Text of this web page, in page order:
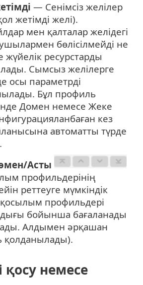
— Сенімсіз желілер
жетімді желі).
мен қалталар желідегі
бөлісілмейді не
жүйелік ресурстарды
Сымсыз желілерге
осы параметрді
Бұл профиль
Домен немесе Жеке
кез
автоматты түрде
Асты
профильдерінің
реттеуге мүмкіндік
қосылым профильдері
бойынша бағаланады
Алдымен әрқашан
қолданылады).
немесе